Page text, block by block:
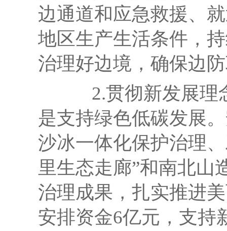
边通道和应急救援、
地区生产生活条件，
治理好边境，确保边
2.贯彻新发展理
是支持绿色低碳发展。
沙冰一体化保护治理
里生态走廊”和南北山
治理成果，扎实推进
安排资金6亿元， 支持